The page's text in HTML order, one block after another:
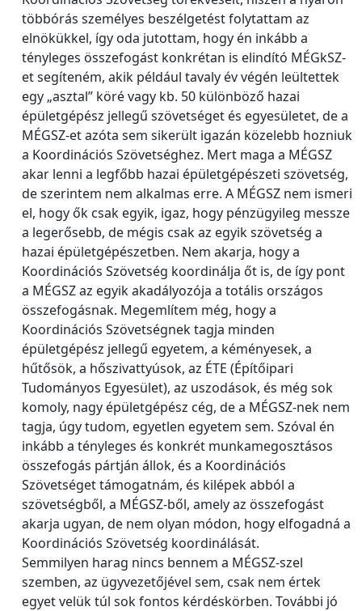
többórás személyes beszélgetést folytattam az
elnökükkel, így oda jutottam, hogy én inkább a
tényleges összefogást konkrétan is elindító MÉGkSZ-
et segíteném, akik például tavaly év végén leültettek
egy „asztal” köré vagy kb. 50 különböző hazai
épületgépész jellegű szövetséget és egyesületet, de a
MÉGSZ-et azóta sem sikerült igazán közelebb hozniuk
a Koordinációs Szövetséghez. Mert maga a MÉGSZ
akar lenni a legfőbb hazai épületgépészeti szövetség,
de szerintem nem alkalmas erre. A MÉGSZ nem ismeri
el, hogy ők csak egyik, igaz, hogy pénzügyileg messze
a legerősebb, de mégis csak az egyik szövetség a
hazai épületgépészetben. Nem akarja, hogy a
Koordinációs Szövetség koordinálja őt is, de így pont
a MÉGSZ az egyik akadályozója a totális országos
összefogásnak. Megemlítem még, hogy a
Koordinációs Szövetségnek tagja minden
épületgépész jellegű egyetem, a kéményesek, a
hűtősök, a hőszivattyúsok, az ÉTE (Építőipari
Tudományos Egyesület), az uszodások, és még sok
komoly, nagy épületgépész cég, de a MÉGSZ-nek nem
tagja, úgy tudom, egyetlen egyetem sem. Szóval én
inkább a tényleges és konkrét munkamegosztásos
összefogás pártján állok, és a Koordinációs
Szövetséget támogatnám, és kilépek abból a
szövetségből, a MÉGSZ-ből, amely az összefogást
akarja ugyan, de nem olyan módon, hogy elfogadná a
Koordinációs Szövetség koordinálását.
Semmilyen harag nincs bennem a MÉGSZ-szel
szemben, az ügyvezetőjével sem, csak nem értek
egyet velük túl sok fontos kérdéskörben. További jó